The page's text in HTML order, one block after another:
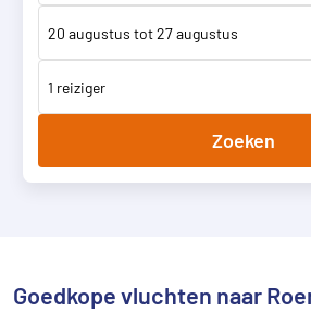
1 reiziger
Zoeken
Goedkope vluchten naar